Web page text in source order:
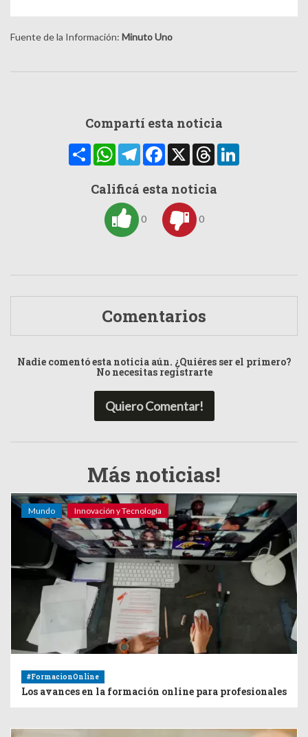
Fuente de la Información: Minuto Uno
Compartí esta noticia
CompartirWhatsAppTelegramFacebook
X Threads
Calificá esta noticia
0 0
Comentarios
Nadie comentó esta noticia aún. ¿Quiéres ser el primero?
No necesitas registrarte
Quiero Comentar!
Más noticias!
Mundo Innovación y Tecnología
#FormacionOnline
Los avances en la formación online para profesionales